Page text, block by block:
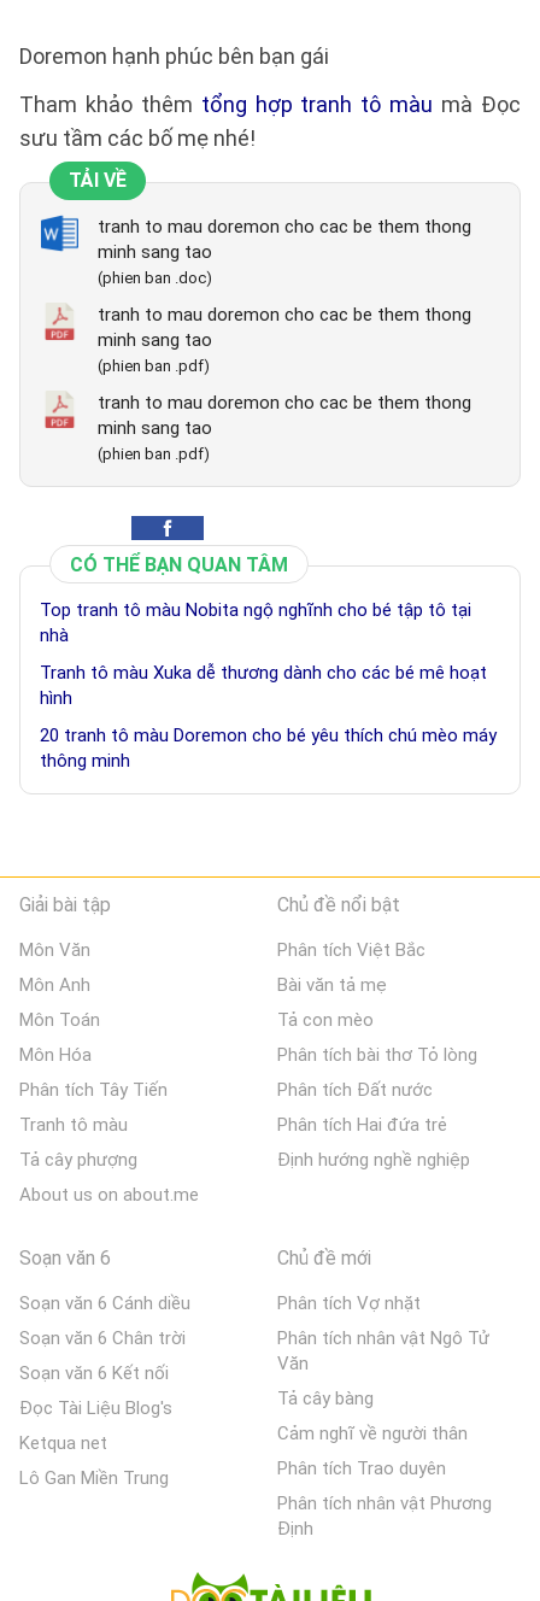
Doremon hạnh phúc bên bạn gái
Tham khảo thêm tổng hợp tranh tô màu mà Đọc
sưu tầm các bố mẹ nhé!
TẢI VỀ
tranh to mau doremon cho cac be them thong
minh sang tao
(phien ban .doc)
tranh to mau doremon cho cac be them thong
minh sang tao
(phien ban .pdf)
tranh to mau doremon cho cac be them thong
minh sang tao
(phien ban .pdf)
CÓ THỂ BẠN QUAN TÂM
Top tranh tô màu Nobita ngộ nghĩnh cho bé tập tô tại
nhà
Tranh tô màu Xuka dễ thương dành cho các bé mê hoạt
hình
20 tranh tô màu Doremon cho bé yêu thích chú mèo máy
thông minh
Giải bài tập
Môn Văn
Môn Anh
Môn Toán
Môn Hóa
Phân tích Tây Tiến
Tranh tô màu
Tả cây phượng
About us on about.me
Chủ đề nổi bật
Phân tích Việt Bắc
Bài văn tả mẹ
Tả con mèo
Phân tích bài thơ Tỏ lòng
Phân tích Đất nước
Phân tích Hai đứa trẻ
Định hướng nghề nghiệp
Soạn văn 6
Soạn văn 6 Cánh diều
Soạn văn 6 Chân trời
Soạn văn 6 Kết nối
Đọc Tài Liệu Blog's
Ketqua net
Lô Gan Miền Trung
Chủ đề mới
Phân tích Vợ nhặt
Phân tích nhân vật Ngô Tử
Văn
Tả cây bàng
Cảm nghĩ về người thân
Phân tích Trao duyên
Phân tích nhân vật Phương
Định